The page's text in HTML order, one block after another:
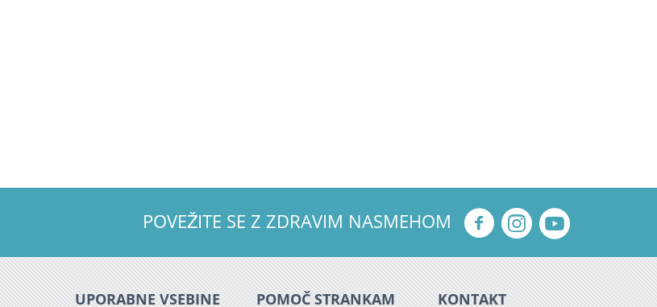
POVEŽITE SE Z ZDRAVIM NASMEHOM
UPORABNE VSEBINE POMOČ STRANKAM KONTAKT